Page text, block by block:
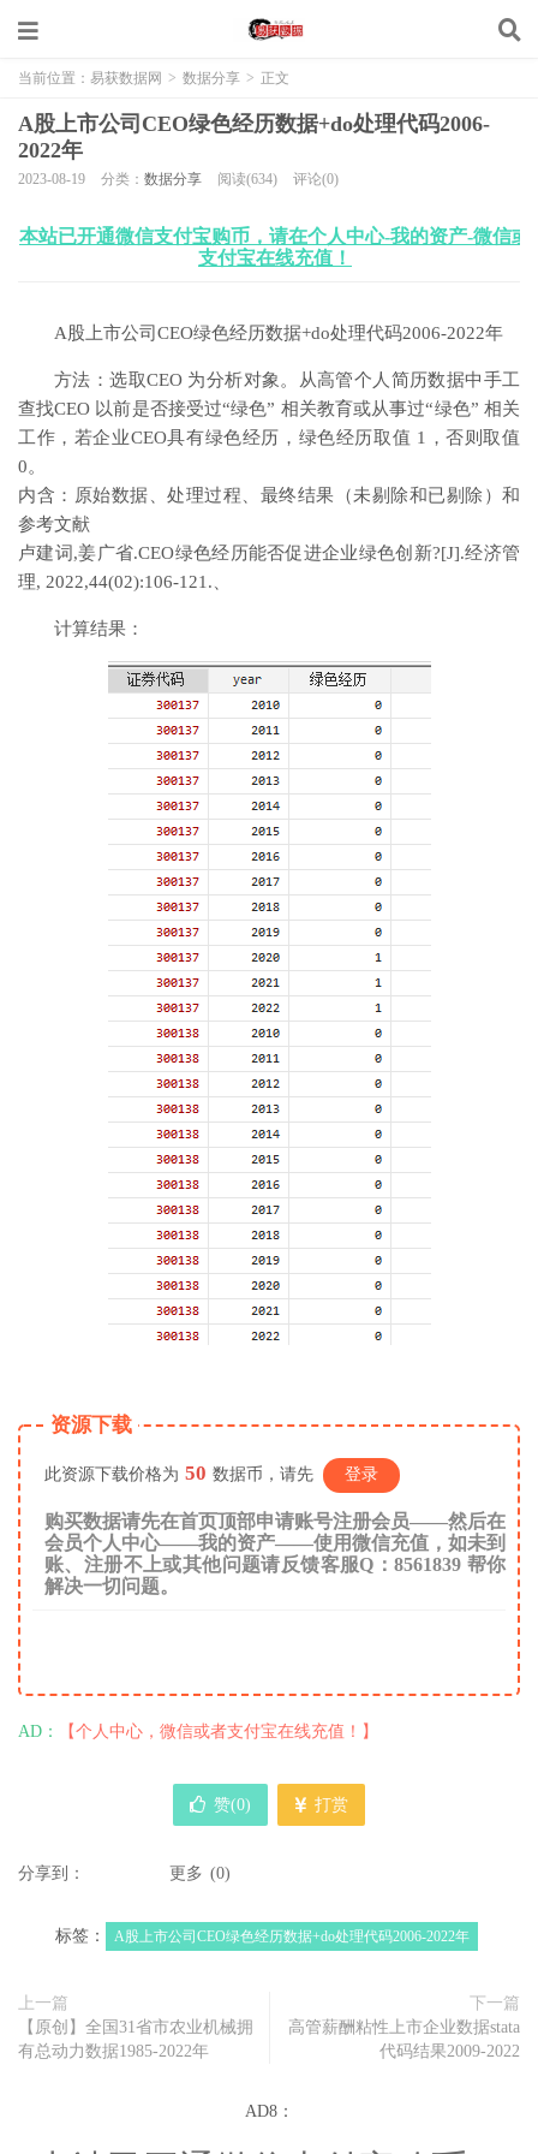
当前位置： 易获数据网 > 数据分享 > 正文
A股上市公司CEO绿色经历数据+do处理代码2006-
2022年
2023-08-19 分类： 数据分享 阅读(634) 评论(0)
本站已开通微信支付宝购币，请在个人中心-我的资产-微信或
支付宝在线充值！
A股上市公司CEO绿色经历数据+do处理代码2006-2022年
方法：选取CEO 为分析对象。从高管个人简历数据中手工
查找CEO 以前是否接受过“绿色” 相关教育或从事过“绿色” 相关
工作，若企业CEO具有绿色经历，绿色经历取值 1，否则取值
0。
内含：原始数据、处理过程、最终结果（未剔除和已剔除）和
参考文献
卢建词,姜广省.CEO绿色经历能否促进企业绿色创新?[J].经济管
理, 2022,44(02):106-121.、
计算结果：
资源下载
此资源下载价格为 50 数据币，请先 登录
购买数据请先在首页顶部申请账号注册会员——然后在
会员个人中心——我的资产——使用微信充值，如未到
账、注册不上或其他问题请反馈客服Q：8561839 帮你
解决一切问题。
AD： 【个人中心，微信或者支付宝在线充值！】
赞(0) 打赏
分享到： 更多 (0)
标签： A股上市公司CEO绿色经历数据+do处理代码2006-2022年
上一篇
【原创】全国31省市农业机械拥
有总动力数据1985-2022年
下一篇
高管薪酬粘性上市企业数据stata
代码结果2009-2022
AD8：